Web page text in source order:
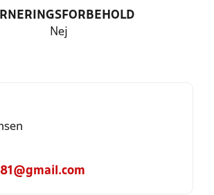
Nej